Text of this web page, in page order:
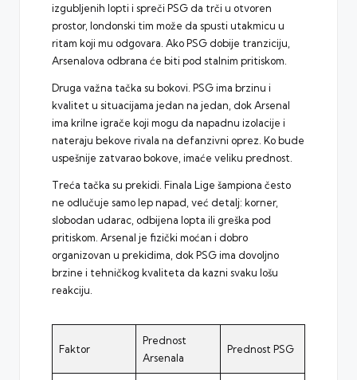
izgubljenih lopti i spreči PSG da trči u otvoren
prostor, londonski tim može da spusti utakmicu u
ritam koji mu odgovara. Ako PSG dobije tranziciju,
Arsenalova odbrana će biti pod stalnim pritiskom.
Druga važna tačka su bokovi. PSG ima brzinu i
kvalitet u situacijama jedan na jedan, dok Arsenal
ima krilne igrače koji mogu da napadnu izolacije i
nateraju bekove rivala na defanzivni oprez. Ko bude
uspešnije zatvarao bokove, imaće veliku prednost.
Treća tačka su prekidi. Finala Lige šampiona često
ne odlučuje samo lep napad, već detalj: korner,
slobodan udarac, odbijena lopta ili greška pod
pritiskom. Arsenal je fizički moćan i dobro
organizovan u prekidima, dok PSG ima dovoljno
brzine i tehničkog kvaliteta da kazni svaku lošu
reakciju.
Faktor
Prednost
Arsenala
Prednost PSG